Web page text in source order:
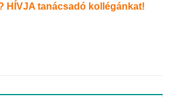
HÍVJA tanácsadó kollégánkat!